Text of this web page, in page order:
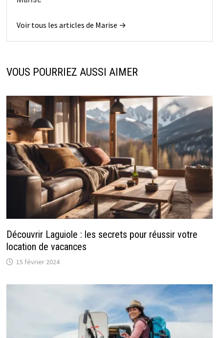
Voir tous les articles de Marise →
VOUS POURRIEZ AUSSI AIMER
Découvrir Laguiole : les secrets pour réussir votre
location de vacances
15 février 2024